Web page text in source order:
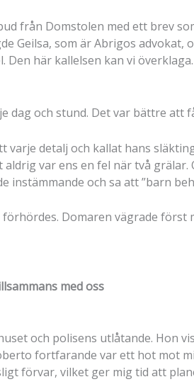
från Domstolen med ett brev
Geilsa, som är Abrigos advokat,
här kallelsen kan vi
dag och stund. Det var bättre att
detalj och kallat hans
var ens en fel när två grälar.
instämmande och sa att ”barn
Domaren vägrade
med oss
och polisens utlåtande. Hon
fortfarande var ett hot mot
förvar, vilket ger mig tid att